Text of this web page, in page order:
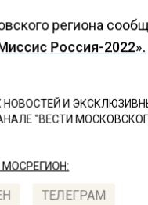
региона
Россия-2022».
И
"ВЕСТИ
ТЕЛЕГРАМ